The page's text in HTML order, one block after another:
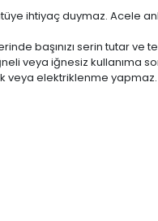
ihtiyaç duymaz. Acele
başınızı serin tutar ve
veya iğnesiz kullanıma
veya elektriklenme yapmaz.